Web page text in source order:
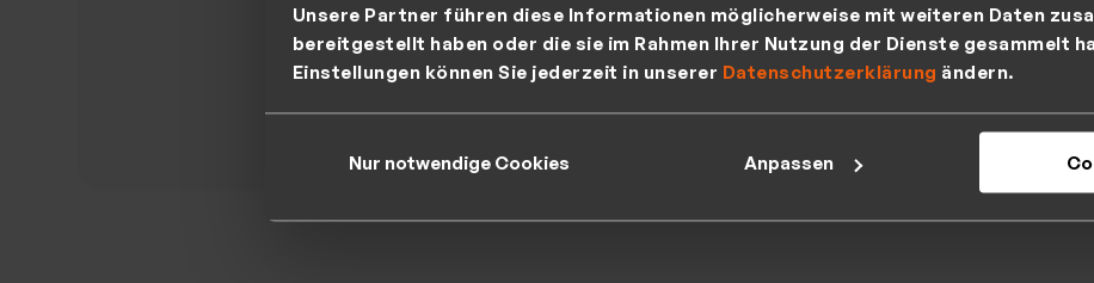
Unsere Partner führen diese Informationen möglicherweise mit weiteren Daten
bereitgestellt haben oder die sie im Rahmen Ihrer Nutzung der Dienste gesammelt
Einstellungen können Sie jederzeit in unserer Datenschutzerklärung ändern.
Nur notwendige Cookies Anpassen
Mehr